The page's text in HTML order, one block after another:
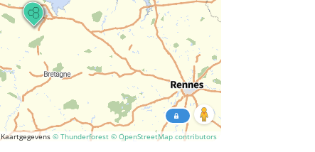
Kaartgegevens © Thunderforest © OpenStreetMap contributors